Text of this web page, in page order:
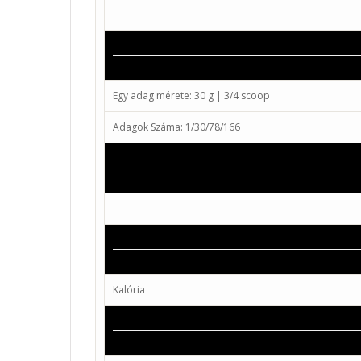
Egy adag mérete: 30 g | 3/4 scoop
Adagok Száma: 1/30/78/166
Kalória